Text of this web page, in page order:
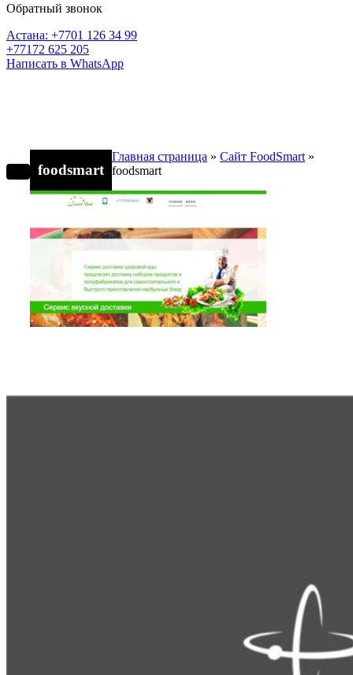
Обратный звонок
Астана: +7701 126 34 99
+77172 625 205
Написать в WhatsApp
foodsmart
Главная страница » Сайт FoodSmart »
foodsmart